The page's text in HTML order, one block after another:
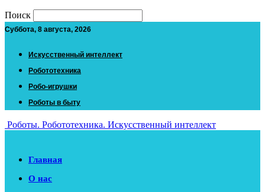
Поиск
Суббота, 8 августа, 2026
Искусственный интеллект
Робототехника
Робо-игрушки
Роботы в быту
Роботы. Робототехника. Искусственный интеллект
Главная
О нас